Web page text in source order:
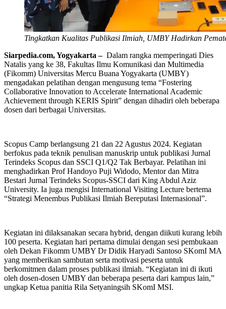
Tingkatkan Kualitas Publikasi Ilmiah, UMBY Hadirkan
Siarpedia.com, Yogyakarta – Dalam rangka memperingati Dies
Natalis yang ke 38, Fakultas Ilmu Komunikasi dan Multimedia
(Fikomm) Universitas Mercu Buana Yogyakarta (UMBY)
mengadakan pelatihan dengan mengusung tema “Fostering
Collaborative Innovation to Accelerate International Academic
Achievement through KERIS Spirit” dengan dihadiri oleh beberapa
dosen dari berbagai Universitas.
Scopus Camp berlangsung 21 dan 22 Agustus 2024. Kegiatan
berfokus pada teknik penulisan manuskrip untuk publikasi Jurnal
Terindeks Scopus dan SSCI Q1/Q2 Tak Berbayar. Pelatihan ini
menghadirkan Prof Handoyo Puji Widodo, Mentor dan Mitra
Bestari Jurnal Terindeks Scopus-SSCI dari King Abdul Aziz
University. Ia juga mengisi International Visiting Lecture bertema
“Strategi Menembus Publikasi Ilmiah Bereputasi Internasional”.
Kegiatan ini dilaksanakan secara hybrid, dengan diikuti kurang lebih
100 peserta. Kegiatan hari pertama dimulai dengan sesi pembukaan
oleh Dekan Fikomm UMBY Dr Didik Haryadi Santoso SKomI MA
yang memberikan sambutan serta motivasi peserta untuk
berkomitmen dalam proses publikasi ilmiah. “Kegiatan ini di ikuti
oleh dosen-dosen UMBY dan beberapa peserta dari kampus lain,”
ungkap Ketua panitia Rila Setyaningsih SKomI MSI.